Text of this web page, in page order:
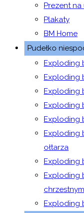
Prezent
Plakaty
BM Home
Pudełko
Exploding
Exploding
Exploding
Exploding
Exploding
Exploding
ołtarza
Exploding
Exploding
chrzestnym
Exploding